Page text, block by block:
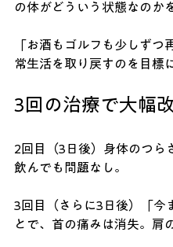
の体がどういう状態なのか
「お酒もゴルフも少しずつ
常生活を取り戻すのを目標
3回の治療で大幅
2回目（3日後）身体のつら
飲んでも問題なし。
3回目（さらに3日後）「今
とで、首の痛みは消失。肩